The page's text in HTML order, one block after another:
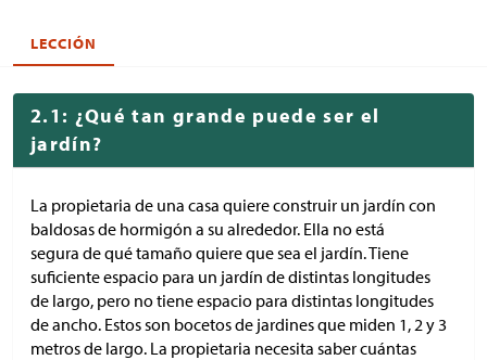
LECCIÓN
2.1: ¿Qué tan grande puede ser el
jardín?
La propietaria de una casa quiere construir un jardín con
baldosas de hormigón a su alrededor. Ella no está
segura de qué tamaño quiere que sea el jardín. Tiene
suficiente espacio para un jardín de distintas longitudes
de largo, pero no tiene espacio para distintas longitudes
de ancho. Estos son bocetos de jardines que miden 1, 2 y 3
metros de largo. La propietaria necesita saber cuántas